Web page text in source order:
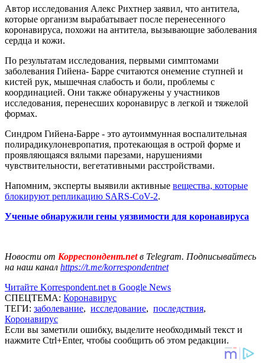
Автор исследования Алекс Рихтнер заявил, что антитела,
которые организм вырабатывает после перенесенного
коронавируса, похожи на антитела, вызывающие заболевания
сердца и кожи.
По результатам исследования, первыми симптомами
заболевания Гийена- Барре считаются онемение ступней и
кистей рук, мышечная слабость и боли, проблемы с
координацией. Они также обнаружены у участников
исследования, перенесших коронавирус в легкой и тяжелой
формах.
Синдром Гийена-Барре - это аутоиммунная воспалительная
полирадикулоневропатия, протекающая в острой форме и
проявляющаяся вялыми парезами, нарушениями
чувствительности, вегетативными расстройствами.
Напомним, эксперты выявили активные вещества, которые
блокируют репликацию SARS-CoV-2.
Ученые обнаружили гены уязвимости для коронавируса
Новости от Корреспондент.netв Telegram. Подписывайтесь
на наш канал https://t.me/korrespondentnet
Читайте Korrespondent.net в Google News
СПЕЦТЕМА: Коронавирус
ТЕГИ: заболевание, исследование, последствия,
Коронавирус
Если вы заметили ошибку, выделите необходимый текст и
нажмите Ctrl+Enter, чтобы сообщить об этом редакции.